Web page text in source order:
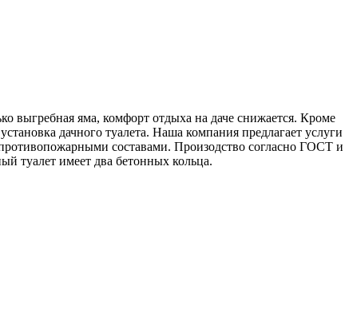
выгребная яма, комфорт отдыха на даче снижается. Кроме
дачного туалета. Наша компания предлагает услуги
составами. Произодство согласно ГОСТ и
туалет имеет два бетонных кольца.